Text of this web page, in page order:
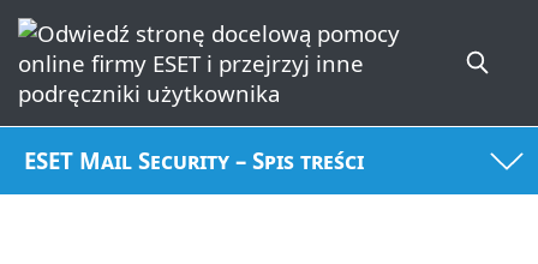
ESET Mail Security – Spis treści